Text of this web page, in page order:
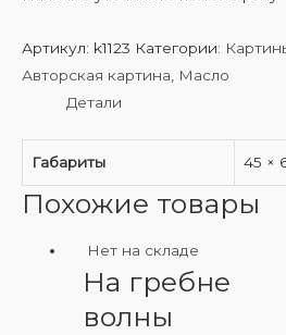
Артикул: k1123 Категории:
Авторская картина
Масло
Детали
Габариты 45 ×
Похожие товары
Нет на складе
На гребне
волны